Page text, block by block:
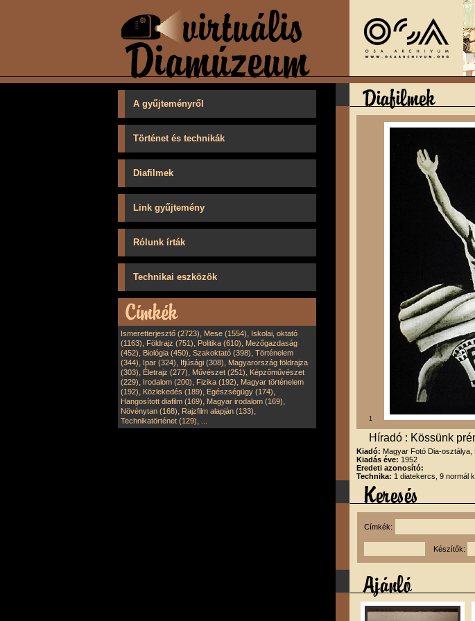
A gyűjteményről
Történet és technikák
Diafilmek
Link gyűjtemény
Rólunk írták
Technikai eszközök
Ismeretterjesztő (2723), Mese (1554), Iskolai, oktató
(1163), Földrajz (751), Politika (610), Mezőgazdaság
(452), Biológia (450), Szakoktató (398), Történelem
(344), Ipar (324), Ifjúsági (308), Magyarország földrajza
(303), Életrajz (277), Művészet (251), Képzőművészet
(229), Irodalom (200), Fizika (192), Magyar történelem
(192), Közlekedés (189), Egészségügy (174),
Hangosított diafilm (169), Magyar irodalom (169),
Növénytan (168), Rajzfilm alapján (133),
Technikatörténet (129), 1
Híradó : Kössünk
Kiadó: Magyar Fotó Dia-osztálya,
Kiadás éve: 1952
Eredeti azonosító:
Technika: 1 diatekercs, 9 normál
Címkék:
Készítők: